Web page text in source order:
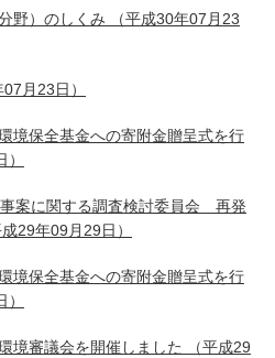
野）のしくみ （平成30年07月23
月23日）
境保全基金への寄附金贈呈式を行
案に関する調査検討委員会 再発
成29年09月29日）
境保全基金への寄附金贈呈式を行
境審議会を開催しました
（平成29